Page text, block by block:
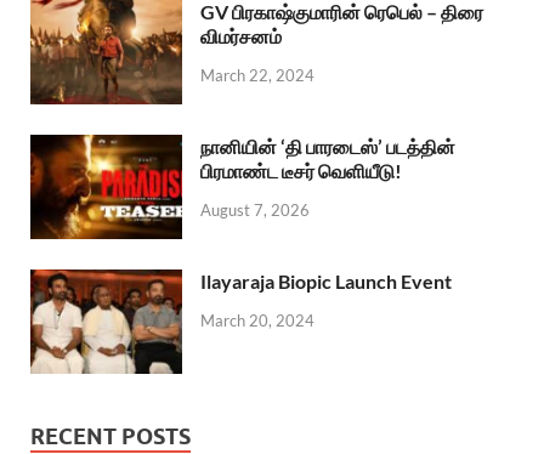
GV பிரகாஷ்குமாரின் ரெபெல் – திரை
விமர்சனம்
March 22, 2024
நானியின் ‘தி பாரடைஸ்’ படத்தின்
பிரமாண்ட டீசர் வெளியீடு!
August 7, 2026
Ilayaraja Biopic Launch Event
March 20, 2024
RECENT POSTS